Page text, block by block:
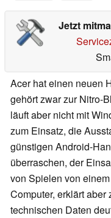
Jetzt
Acer hat einen neuen
gehört zwar zur Nitro-
läuft aber nicht mit
zum Einsatz, die
günstigen Android-
überraschen, der
von Spielen von
Computer, erklärt
technischen Daten